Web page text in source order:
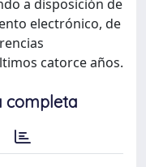
a disposición de
electrónico, de
catorce años.
completa